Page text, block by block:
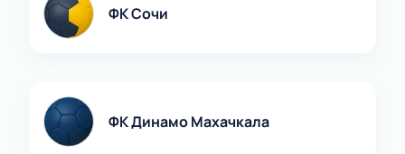
ФК Сочи
ФК Динамо Махачкала